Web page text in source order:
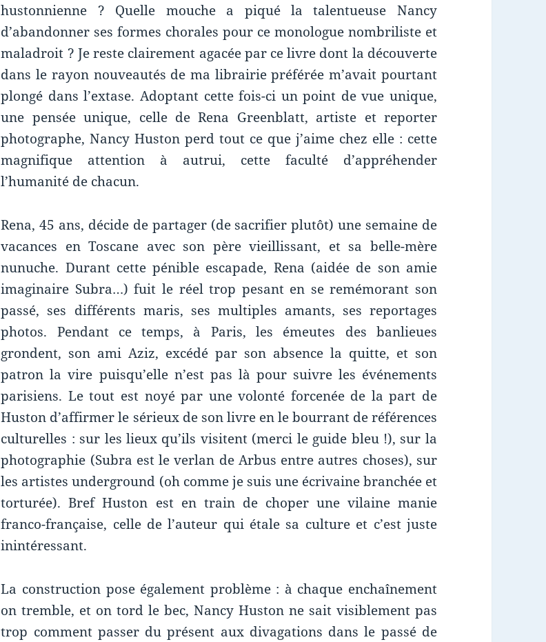
hustonnienne ? Quelle mouche a piqué la talentueuse Nancy
d’abandonner ses formes chorales pour ce monologue nombriliste et
maladroit ? Je reste clairement agacée par ce livre dont la découverte
dans le rayon nouveautés de ma librairie préférée m’avait pourtant
plongé dans l’extase. Adoptant cette fois-ci un point de vue unique,
une pensée unique, celle de Rena Greenblatt, artiste et reporter
photographe, Nancy Huston perd tout ce que j’aime chez elle : cette
magnifique attention à autrui, cette faculté d’appréhender
l’humanité de chacun.
Rena, 45 ans, décide de partager (de sacrifier plutôt) une semaine de
vacances en Toscane avec son père vieillissant, et sa belle-mère
nunuche. Durant cette pénible escapade, Rena (aidée de son amie
imaginaire Subra…) fuit le réel trop pesant en se remémorant son
passé, ses différents maris, ses multiples amants, ses reportages
photos. Pendant ce temps, à Paris, les émeutes des banlieues
grondent, son ami Aziz, excédé par son absence la quitte, et son
patron la vire puisqu’elle n’est pas là pour suivre les événements
parisiens. Le tout est noyé par une volonté forcenée de la part de
Huston d’affirmer le sérieux de son livre en le bourrant de références
culturelles : sur les lieux qu’ils visitent (merci le guide bleu !), sur la
photographie (Subra est le verlan de Arbus entre autres choses), sur
les artistes underground (oh comme je suis une écrivaine branchée et
torturée). Bref Huston est en train de choper une vilaine manie
franco-française, celle de l’auteur qui étale sa culture et c’est juste
inintéressant.
La construction pose également problème : à chaque enchaînement
on tremble, et on tord le bec, Nancy Huston ne sait visiblement pas
trop comment passer du présent aux divagations dans le passé de